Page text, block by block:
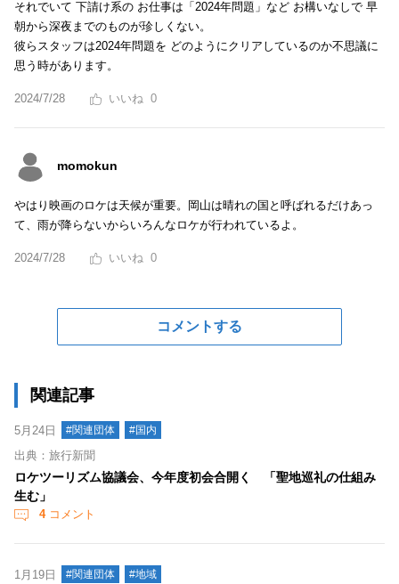
それでいて 下請け系の お仕事は「2024年問題」など お構いなしで 早
朝から深夜までのものが珍しくない。
彼らスタッフは2024年問題を どのようにクリアしているのか不思議に
思う時があります。
2024/7/28 0
momokun
やはり映画のロケは天候が重要。岡山は晴れの国と呼ばれるだけあっ
て、雨が降らないからいろんなロケが行われているよ。
2024/7/28 0
コメントする
関連記事
5月24日 #関連団体 #国内
出典：旅行新聞
ロケツーリズム協議会、今年度初会合開く 「聖地巡礼の仕組み
生む」
4コメント
1月19日 #関連団体 #地域